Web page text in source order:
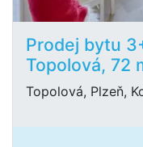
Prodej bytu
Topolová, 72
Topolová, Plzeň,